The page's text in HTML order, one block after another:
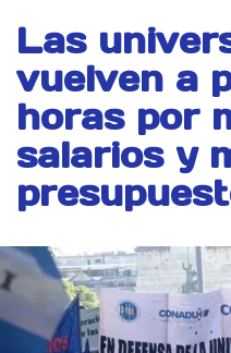
Las
vuelven a
horas por
salarios y